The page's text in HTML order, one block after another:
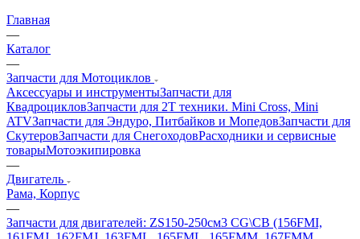
Главная
—
Каталог
—
Запчасти для Мотоциклов
Аксессуары и инструментыЗапчасти для
КвадроцикловЗапчасти для 2T техники. Mini Cross, Mini
ATVЗапчасти для Эндуро, Питбайков и МопедовЗапчасти для
СкутеровЗапчасти для СнегоходовРасходники и сервисные
товарыМотоэкипировка
—
Двигатель
Рама, Корпус
—
Запчасти для двигателей: ZS150-250см3 CG\CB (156FMI,